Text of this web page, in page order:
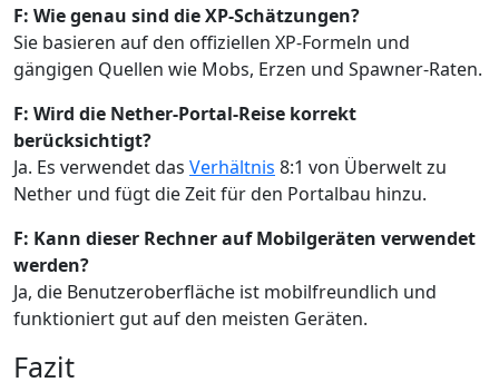
F: Wie genau sind die XP-Schätzungen?
Sie basieren auf den offiziellen XP-Formeln und
gängigen Quellen wie Mobs, Erzen und Spawner-Raten.
F: Wird die Nether-Portal-Reise korrekt
berücksichtigt?
Ja. Es verwendet das Verhältnis 8:1 von Überwelt zu
Nether und fügt die Zeit für den Portalbau hinzu.
F: Kann dieser Rechner auf Mobilgeräten verwendet
werden?
Ja, die Benutzeroberfläche ist mobilfreundlich und
funktioniert gut auf den meisten Geräten.
Fazit